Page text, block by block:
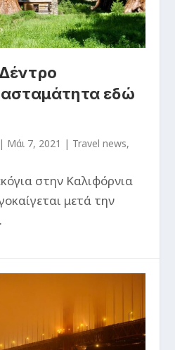
ασταμάτητα εδώ
| Μάι 7, 2021 | Travel news,
στην Καλιφόρνια
μετά την